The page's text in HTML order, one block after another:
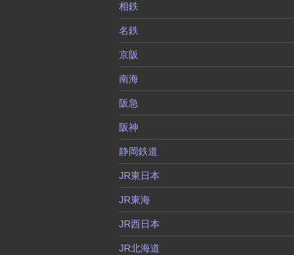
相鉄
名鉄
京阪
南海
阪急
阪神
静岡鉄道
JR東日本
JR東海
JR西日本
JR北海道